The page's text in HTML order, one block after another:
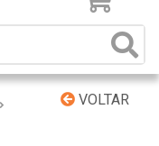
VOLTAR